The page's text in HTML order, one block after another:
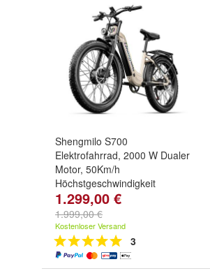
Shengmilo S700
Elektrofahrrad, 2000 W Dualer
Motor, 50Km/h
Höchstgeschwindigkeit
1.299,00 €
1.999,00 €
Kostenloser Versand
3